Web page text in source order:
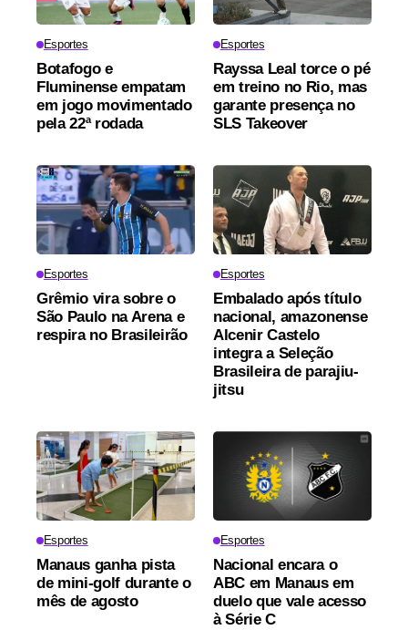
Esportes
Botafogo e
Fluminense empatam
em jogo movimentado
pela 22ª rodada
Esportes
Rayssa Leal torce o pé
em treino no Rio, mas
garante presença no
SLS Takeover
Esportes
Grêmio vira sobre o
São Paulo na Arena e
respira no Brasileirão
Esportes
Embalado após título
nacional, amazonense
Alcenir Castelo
integra a Seleção
Brasileira de parajiu-
jitsu
Esportes
Manaus ganha pista
de mini-golf durante o
mês de agosto
Esportes
Nacional encara o
ABC em Manaus em
duelo que vale acesso
à Série C